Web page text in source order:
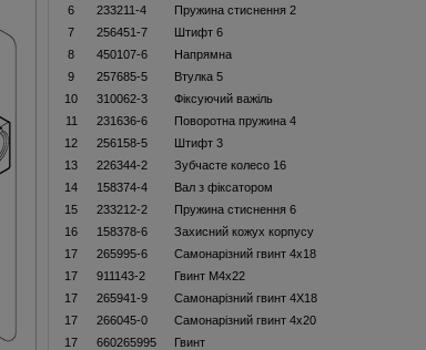
6
233211-4 Пружина стиснення 2
7
256451-7 Штифт 6
8
450107-6 Напрямна
9
257685-5 Втулка 5
10
310062-3 Фіксуючий важіль
11
231636-6 Поворотна пружина 4
12
256158-5 Штифт 3
13
226344-2 Зубчасте колесо 16
14
158374-4 Вал з фіксатором
15
233212-2 Пружина стиснення 6
16
158378-6 Захисний кожух корпусу
17
265995-6 Самонарізний гвинт 4x18
17
911143-2 Гвинт M4x22
17
265941-9 Самонарізний гвинт 4X18
17
266045-0 Самонарізний гвинт 4x20
17
660265995 Гвинт